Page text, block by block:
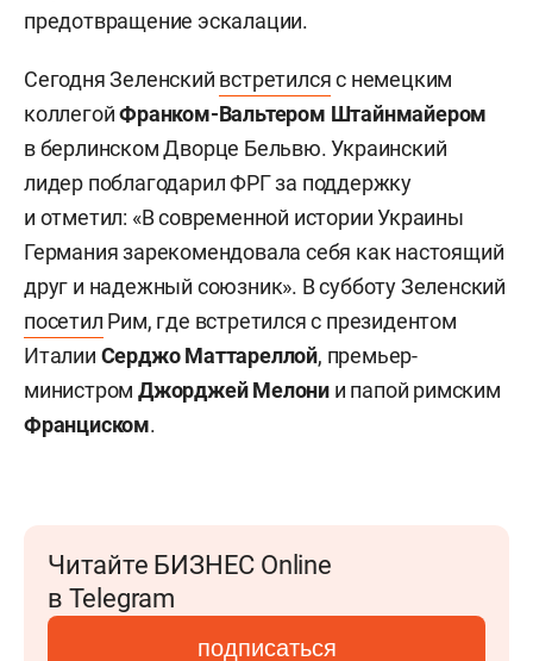
предотвращение эскалации.
Сегодня Зеленский встретилсяс немецким
коллегойФранком-Вальтером Штайнмайером
в берлинском Дворце Бельвю. Украинский
лидер поблагодарил ФРГ за поддержку
и отметил: «В современной истории Украины
Германия зарекомендовала себя как настоящий
друг и надежный союзник». В субботу Зеленский
посетил Рим, где встретился с президентом
Италии Серджо Маттареллой, премьер-
министромДжорджей Мелони и папой римским
Франциском.
Читайте БИЗНЕС Online
в Telegram
подписаться